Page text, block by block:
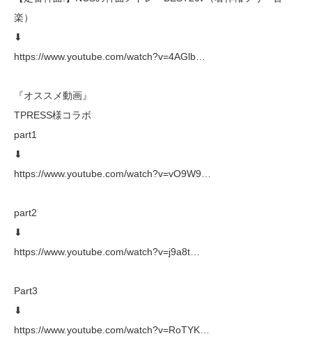
楽）
⬇︎
https://www.youtube.com/watch?v=4AGlb…
『オススメ動画』
TPRESS様コラボ
part1
⬇︎
https://www.youtube.com/watch?v=vO9W9…
part2
⬇︎
https://www.youtube.com/watch?v=j9a8t…
Part3
⬇︎
https://www.youtube.com/watch?v=RoTYK…